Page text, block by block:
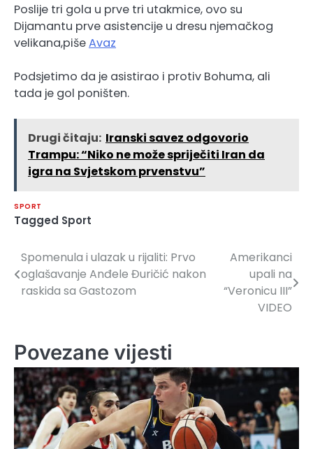
Poslije tri gola u prve tri utakmice, ovo su
Dijamantu prve asistencije u dresu njemačkog
velikana,pišeAvaz
Podsjetimo da je asistirao i protiv Bohuma, ali
tada je gol poništen.
Drugi čitaju: Iranski savez odgovorio
Trampu: “Niko ne može spriječiti Iran da
igra na Svjetskom prvenstvu”
SPORT
Tagged Sport
Navigacija
članaka
Spomenula i ulazak u rijaliti: Prvo
oglašavanje Anđele Đuričić nakon
raskida sa Gastozom
Amerikanci
upali na
“Veronicu III”
VIDEO
Povezane vijesti